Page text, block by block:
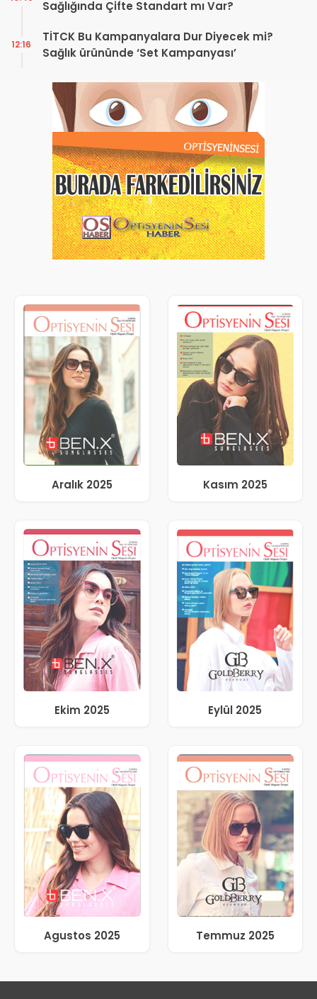
Sağlığında Çifte Standart mı Var?
TİTCK Bu Kampanyalara Dur Diyecek mi?
Sağlık ürününde ‘Set Kampanyası’
12:16
Aralık 2025 Kasım 2025
Ekim 2025 Eylül 2025
Agustos 2025 Temmuz 2025